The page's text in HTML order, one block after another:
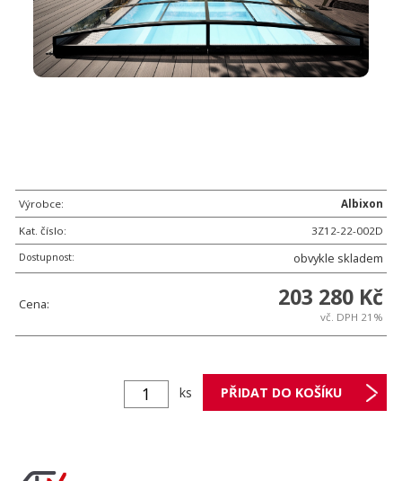
Výrobce:
Albixon
Kat. číslo:
3Z12-22-002D
Dostupnost:
obvykle skladem
Cena: 203 280 Kč
vč. DPH 21%
ks